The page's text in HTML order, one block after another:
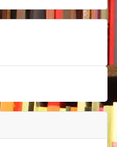
results.